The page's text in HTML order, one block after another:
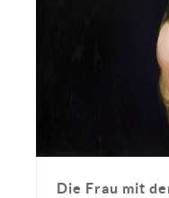
Die Frau mit